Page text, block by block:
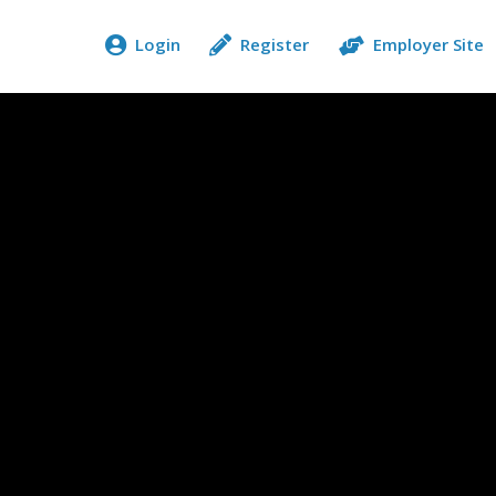
Employer Site
Register
Login